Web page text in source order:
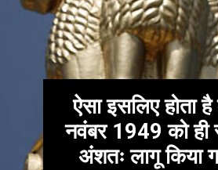
ऐसा इसलिए होता
नवंबर 1949 को ही
अंशतः लागू किया